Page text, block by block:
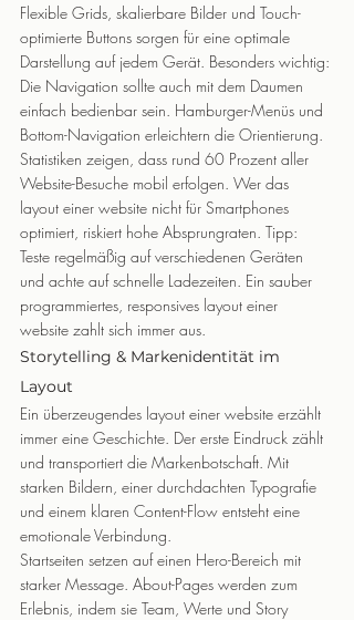
Flexible Grids, skalierbare Bilder und Touch-
optimierte Buttons sorgen für eine optimale
Darstellung auf jedem Gerät. Besonders wichtig:
Die Navigation sollte auch mit dem Daumen
einfach bedienbar sein. Hamburger-Menüs und
Bottom-Navigation erleichtern die Orientierung.
Statistiken zeigen, dass rund 60 Prozent aller
Website-Besuche mobil erfolgen. Wer das
layout einer website nicht für Smartphones
optimiert, riskiert hohe Absprungraten. Tipp:
Teste regelmäßig auf verschiedenen Geräten
und achte auf schnelle Ladezeiten. Ein sauber
programmiertes, responsives layout einer
website zahlt sich immer aus.
Storytelling & Markenidentität im
Layout
Ein überzeugendes layout einer website erzählt
immer eine Geschichte. Der erste Eindruck zählt
und transportiert die Markenbotschaft. Mit
starken Bildern, einer durchdachten Typografie
und einem klaren Content-Flow entsteht eine
emotionale Verbindung.
Startseiten setzen auf einen Hero-Bereich mit
starker Message. About-Pages werden zum
Erlebnis, indem sie Team, Werte und Story